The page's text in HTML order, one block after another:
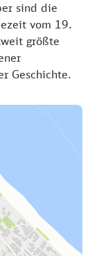
sind die
vom 19.
größte
Geschichte.